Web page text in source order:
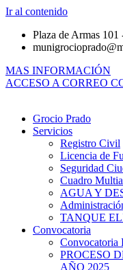
Ir al contenido
Plaza de Armas
MAS INFORMACIÓN
ACCESO A CORREO
Grocio Prado
Servicios
Registro Civil
Licencia de
Seguridad
Cuadro
AGUA Y
TANQUE
Convocatoria
Convocatoria
PROCESO
AÑO 2025